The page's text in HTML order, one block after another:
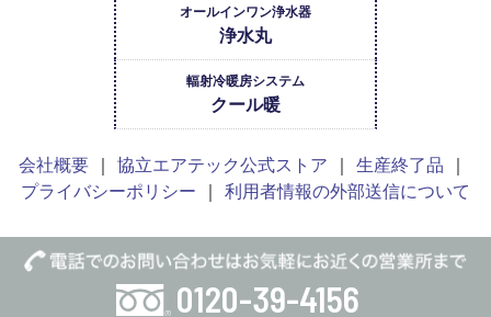
オールインワン浄水器
浄水丸
輻射冷暖房システム
クール暖
会社概要 協立エアテック公式ストア
生産終了品
プライバシーポリシー
利用者情報の外部送信について
0120-39-4156